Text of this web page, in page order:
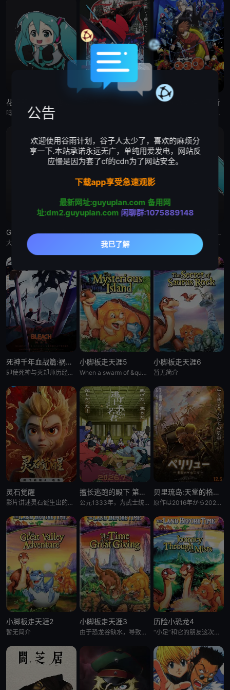
人造人009 涅墨西斯
自人造人战士诞生以来，他们在半个多世纪中，一直守护着人们免受种种威胁和平的敌人的侵袭。 然而，战斗仍在继续—— 而如今，一支由9名人造人组成的集团“涅墨西斯”出现了，他们坚信——仅凭009他们，
Grow Up Show :向日葵马戏团: Grow Up Show :向日葵马戏团: 恶女不才请多关照 :雏宫蝶鼠换身传:
这个故事起始于架空世界里名为「咏国」的虚构国度。为了培育下一任妃子，会从五大家族中各选一名少女进入宫殿——「雏宫」。进入后宫的少女成为雏女，在雏宫接受做为未来皇后的养成教育。 名门之一、美丽又睿智的
死神千年血战篇:祸进谭:动漫
即使死神与灭却师历经千年的血战尽头，毁灭的未来已隐约可见── &nbsp; &nbsp; &nbsp; &nbsp; &nbsp; &nbsp; &nbsp; &nbsp; &nbsp; &nbsp;
小脚板走天涯5
When a swarm of &quot;leaf-gobblers&quot; devours all
小脚板走天涯6
暂无简介
灵石觉醒
影片讲述灵石诞生出的石灵儿，被石矶娘娘收养。哪吒误伤石矶徒弟，太乙真人偏袒哪吒，锁住石矶。石灵儿为救母学艺，却
擅长逃跑的殿下 第二季
公元1333年，为武士统治日本奠定基石的镰仓幕府，因其所信任的幕臣——足利尊氏的谋反而宣告灭亡。 &nbsp; &nbsp; &nbsp; &nbsp; &nbsp; &nbsp; &nbsp; &n
贝里琉岛:天堂的格尔尼卡:
原作は2016年から2021年までヤングアニマル（白泉社）にて连载され、2017年度の日本漫画家协会赏の优
小脚板走天涯2
暂无简介
小脚板走天涯3
由于恐龙谷缺水，导致大恐龙们反目成仇，“小足”和它四位朋友为此展开寻水之旅。一路上，小恐龙们历经暴龙的攻击
历险小恐龙4
“小足”和它的朋友这次又有新的冒险了。在“小足”所居住的大峡谷外，有一块曾是干燥地，现今却变成沼泽的“神秘
公告
欢迎使用谷雨计划，谷子人太少了，喜欢的麻烦分
享一下.本站承诺永远无广，单纯用爱发电，网站反
应慢是因为套了cf的cdn为了网站安全。
下载app享受急速观影
最新网址:guyuplan.com 备用网
址:dm2.guyuplan.com 闲聊群:1075889148